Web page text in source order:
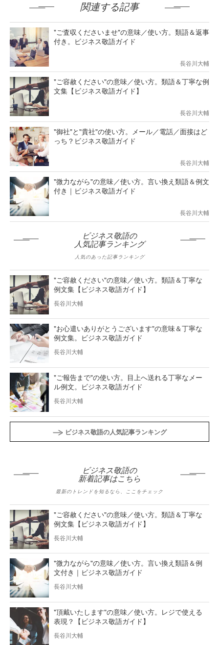
関連する記事
"ご査収くださいませ"の意味／使い方。類語＆返事
付き。ビジネス敬語ガイド
長谷川大輔
"ご容赦ください"の意味／使い方。類語＆丁寧な例
文集【ビジネス敬語ガイド】
長谷川大輔
"御社"と"貴社"の使い方。メール／電話／面接はど
っち？ビジネス敬語ガイド
長谷川大輔
"微力ながら"の意味／使い方。言い換え類語＆例文
付き｜ビジネス敬語ガイド
長谷川大輔
ビジネス敬語の
人気記事ランキング
人気のあった記事ランキング
"ご容赦ください"の意味／使い方。類語＆丁寧な
例文集【ビジネス敬語ガイド】
長谷川大輔
"お心遣いありがとうございます"の意味＆丁寧な
例文集。ビジネス敬語ガイド
長谷川大輔
"ご報告まで"の使い方。目上へ送れる丁寧なメー
ル例文。ビジネス敬語ガイド
長谷川大輔
ビジネス敬語の人気記事ランキング
ビジネス敬語の
新着記事はこちら
最新のトレンドを知るなら、ここをチェック
"ご容赦ください"の意味／使い方。類語＆丁寧な
例文集【ビジネス敬語ガイド】
長谷川大輔
"微力ながら"の意味／使い方。言い換え類語＆例
文付き｜ビジネス敬語ガイド
長谷川大輔
"頂戴いたします"の意味／使い方。レジで使える
表現？【ビジネス敬語ガイド】
長谷川大輔